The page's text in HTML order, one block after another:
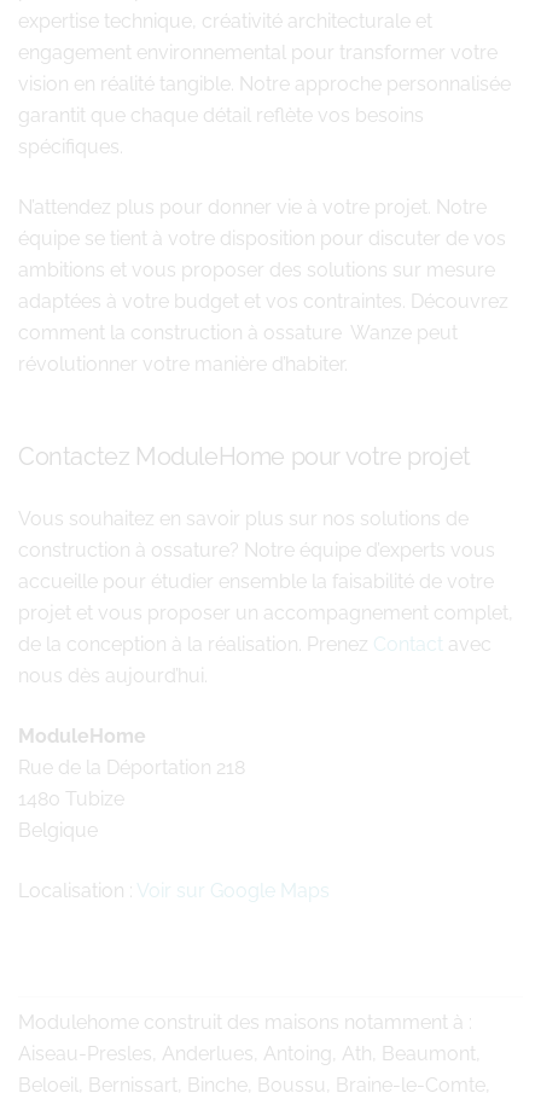
expertise technique, créativité architecturale et
engagement environnemental pour transformer votre
vision en réalité tangible. Notre approche personnalisée
garantit que chaque détail reflète vos besoins
spécifiques.
N’attendez plus pour donner vie à votre projet. Notre
équipe se tient à votre disposition pour discuter de vos
ambitions et vous proposer des solutions sur mesure
adaptées à votre budget et vos contraintes. Découvrez
comment la construction à ossature Wanze peut
révolutionner votre manière d’habiter.
Contactez ModuleHome pour votre projet
Vous souhaitez en savoir plus sur nos solutions de
construction à ossature? Notre équipe d’experts vous
accueille pour étudier ensemble la faisabilité de votre
projet et vous proposer un accompagnement complet,
de la conception à la réalisation. Prenez Contact avec
nous dès aujourd’hui.
ModuleHome
Rue de la Déportation 218
1480 Tubize
Belgique
Localisation : Voir sur Google Maps
Modulehome construit des maisons notamment à :
Aiseau-Presles, Anderlues, Antoing, Ath, Beaumont,
Beloeil, Bernissart, Binche, Boussu, Braine-le-Comte,